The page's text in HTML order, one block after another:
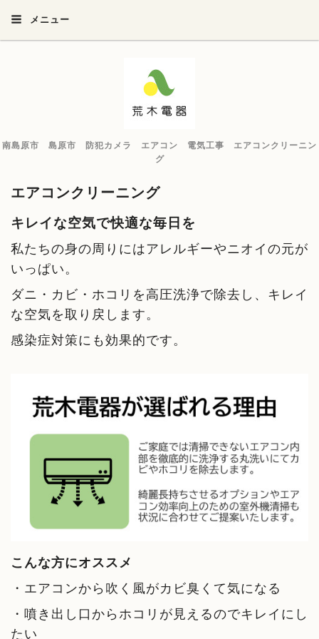
メニュー
南島原市 島原市 防犯カメラ エアコン 電気工事 エアコンクリーニン
グ
エアコンクリーニング
キレイな空気で快適な毎日を
私たちの身の周りにはアレルギーやニオイの元が
いっぱい。
ダニ・カビ・ホコリを高圧洗浄で除去し、キレイ
な空気を取り戻します。
感染症対策にも効果的です。
こんな方にオススメ
・エアコンから吹く風がカビ臭くて気になる
・噴き出し口からホコリが見えるのでキレイにし
たい